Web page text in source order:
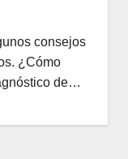
consejos
¿Cómo
de…